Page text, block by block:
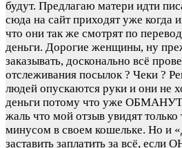
будут. Предлагаю матери идти
сюда на сайт приходят уже
что они так же смотрят по
деньги. Дорогие женщины, ну
заказывать, досконально всё
отслеживания посылок ? Чеки ?
людей опускаются руки и они не
деньги потому что уже
жаль что мой отзыв увидят
минусом в своем кошельке. Но и
заставить заплатить за всё,